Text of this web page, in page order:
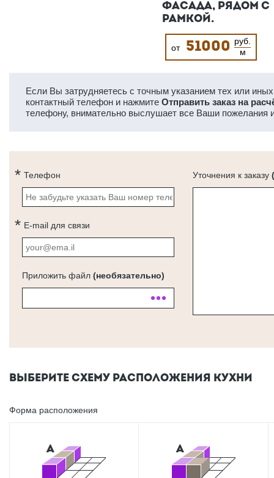
ФАСАДА, РЯДОМ С
РАМКОЙ.
от 51000 руб.
м
Если Вы затрудняетесь с точным указанием тех или
контактный телефон и нажмите Отправить заказ на
телефону, внимательно выслушает все Ваши пожелания
Телефон
E-mail для связи
Приложить файл (необязательно)
Уточнения к заказу
ВЫБЕРИТЕ СХЕМУ РАСПОЛОЖЕНИЯ КУХНИ
Форма расположения